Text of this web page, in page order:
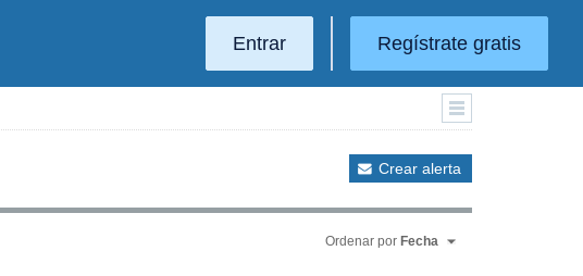
Entrar Regístrate gratis
Crear alerta
Ordenar por Fecha